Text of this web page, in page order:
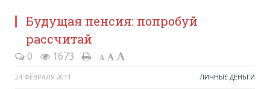
Будущая пенсия: попробуй
рассчитай
0 1673
24 ФЕВРАЛЯ 2011 ЛИЧНЫЕ ДЕНЬГИ